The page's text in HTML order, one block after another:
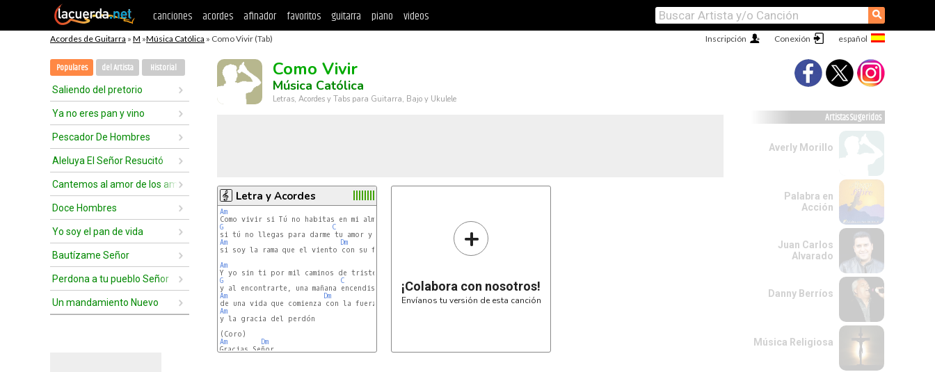
canciones acordes afinador favoritos guitarra piano videos ⚲
Acordes de Guitarra » M »Música Católica » Como Vivir (Tab) Conexión
Inscripción
Populares del Artista Historial
Saliendo del pretorio
Ya no eres pan y vino
Pescador De Hombres
Aleluya El Señor Resucitó
Cantemos al amor de los amores
Doce Hombres
Yo soy el pan de vida
Bautízame Señor
Perdona a tu pueblo Señor
Un mandamiento Nuevo
Como Vivir
Música Católica
Letras, Acordes y Tabs para Guitarra, Bajo y Ukulele
Letra y Acordes
Am
G
C
Am
Dm
si soy la rama que el viento con su fuerza la quebró.
Am
G
C
Am
Dm
Am
Am
Dm
+
¡Colabora con nosotros!
Envíanos tu versión de esta canción
Artistas Sugeridos
Averly Morillo
Palabra en
Acción
Juan Carlos
Alvarado
Danny Berríos
Música Religiosa